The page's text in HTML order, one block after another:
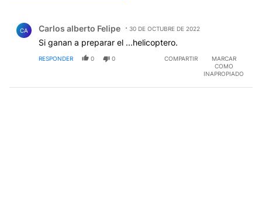
CA Carlos alberto Felipe 30 DE OCTUBRE DE 2022
Si ganan a preparar el ...helicoptero.
RESPONDER 0 0 COMPARTIR
MARCAR
COMO
INAPROPIADO